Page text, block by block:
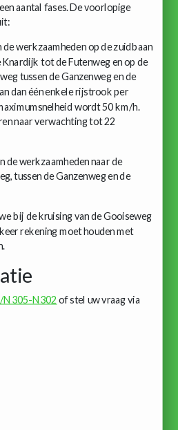
aantal fases. De voorlopige
werkzaamheden op de zuidbaan
Knardijk tot de Futenweg en op de
tussen de Ganzenweg en de
dan één enkele rijstrook per
wordt 50 km/h.
naar verwachting tot 22
de werkzaamheden naar de
tussen de Ganzenweg en de
bij de kruising van de Gooiseweg
rekening moet houden met
N305-N302 of stel uw vraag via